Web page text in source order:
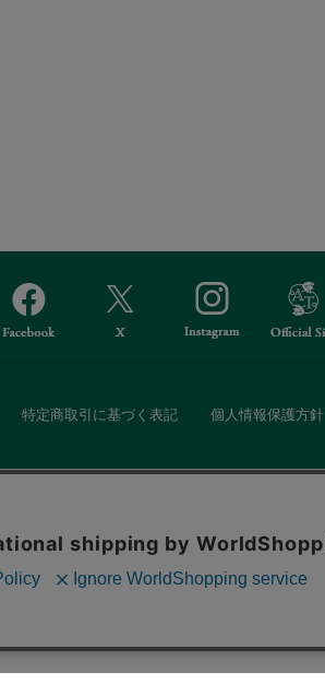
特定商取引に基づく表記 個人情報保護方針
意の可否を選択してください。選
を通じて収集する情報には「お客